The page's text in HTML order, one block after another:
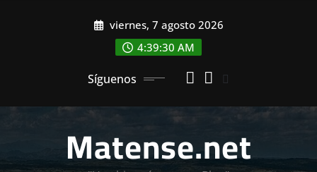
viernes, 7 agosto 2026
4:39:32 AM
Síguenos
Matense.net